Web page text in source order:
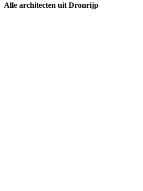
Alle architecten uit Dronrijp